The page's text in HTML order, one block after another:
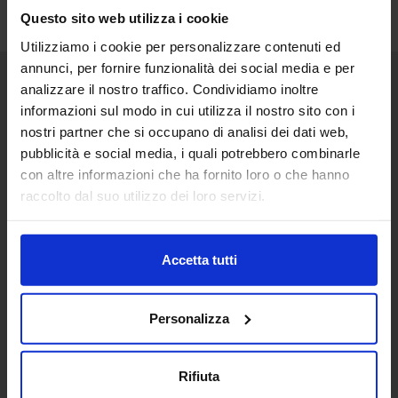
Questo sito web utilizza i cookie
Utilizziamo i cookie per personalizzare contenuti ed
annunci, per fornire funzionalità dei social media e per
analizzare il nostro traffico. Condividiamo inoltre
informazioni sul modo in cui utilizza il nostro sito con i
nostri partner che si occupano di analisi dei dati web,
pubblicità e social media, i quali potrebbero combinarle
con altre informazioni che ha fornito loro o che hanno
raccolto dal suo utilizzo dei loro servizi.
Accetta tutti
Personalizza
Rifiuta
Senaf srl
Via Eritrea 21/A
20157 | Milano | Italia
+ 39 02.332039460
In collaborazione con